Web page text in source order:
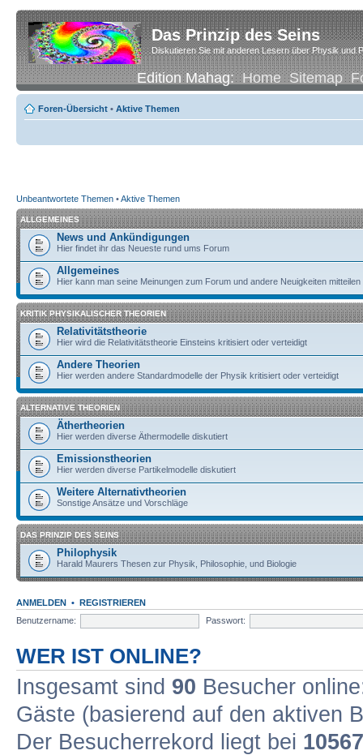
Das Prinzip des Seins
Diskutieren Sie mit anderen Lesern über Physik und
Edition Mahag:Home Sitemap
Foren-Übersicht • Aktive Themen
Unbeantwortete Themen •Aktive Themen
ALLGEMEINES
News und Ankündigungen
Hier findet ihr das Neueste rund ums Forum
Allgemeines
Hier kann man seine Meinungen zum Forum und andere Neuigkeiten mitteilen
KRITIK PHYSIKALISCHER THEORIEN
Relativitätstheorie
Hier wird die Relativitätstheorie Einsteins kritisiert oder verteidigt
Andere Theorien
Hier werden andere Standardmodelle der Physik kritisiert oder verteidigt
ALTERNATIVE THEORIEN
Äthertheorien
Hier werden diverse Äthermodelle diskutiert
Emissionstheorien
Hier werden diverse Partikelmodelle diskutiert
Weitere Alternativtheorien
Sonstige Ansätze und Vorschläge
DAS PRINZIP DES SEINS
Philophysik
Harald Maurers Thesen zur Physik, Philosophie, und Biologie
ANMELDEN • REGISTRIEREN
Benutzername:
Passwort:
WER IST ONLINE?
Insgesamt sind 90 Besucher
Gäste (basierend auf den aktiven
Der Besucherrekord liegt bei 10567